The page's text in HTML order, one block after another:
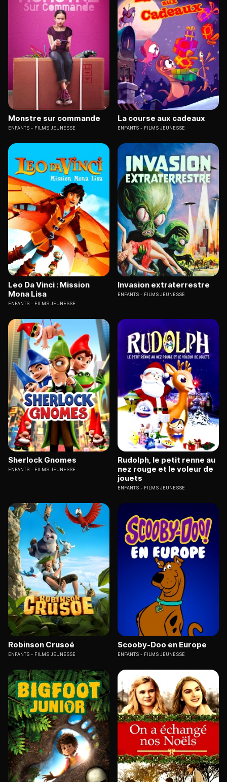
Monstre sur commande
ENFANTS FILMS JEUNESSE
La course aux cadeaux
ENFANTS FILMS JEUNESSE
Leo Da Vinci : Mission
Mona Lisa
ENFANTS FILMS JEUNESSE
Invasion extraterrestre
ENFANTS FILMS JEUNESSE
Sherlock Gnomes
ENFANTS FILMS JEUNESSE
Rudolph, le petit renne au
nez rouge et le voleur de
jouets
ENFANTS FILMS JEUNESSE
Robinson Crusoé
ENFANTS FILMS JEUNESSE
Scooby-Doo en Europe
ENFANTS FILMS JEUNESSE